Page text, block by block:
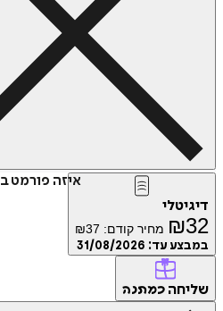
איזה פורמט בא לך?
₪ מחיר קודם: ₪37
עד:31/08/2026
כמתנה